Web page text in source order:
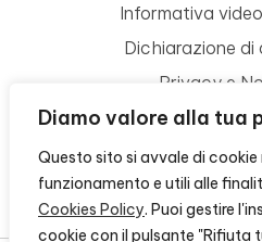
Diamo valore alla tua
Questo sito si avvale di cookie
funzionamento e utili alle
Cookies Policy. Puoi gestire
cookie con il pulsante
Informativa
Dichiarazione
Privacy e
Termini di
Cookie